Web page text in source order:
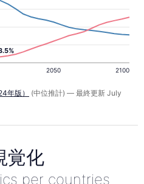
2050 2100
年版）
(中位推計) — 最終更新 July
覚化
per countries